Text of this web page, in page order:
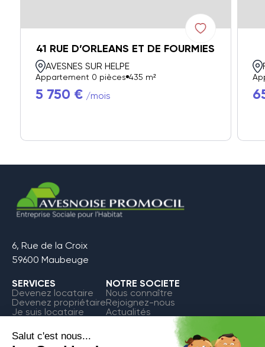
41 RUE D’ORLEANS ET DE FOURMIES
AVESNES SUR HELPE
Appartement 0 pièces 435 m²
5 750 € /mois
6, Rue de la Croix
59600 Maubeuge
SERVICES
Devenez locataire
Devenez propriétaire
Je suis locataire
NOTRE SOCIETE
Nous connaître
Rejoignez-nous
Actualités